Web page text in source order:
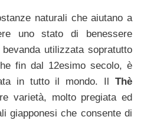
naturali che aiutano a
uno stato di benessere
utilizzata sopratutto
fin dal 12esimo secolo, è
in tutto il mondo. Il Thè
varietà, molto pregiata ed
giapponesi che consente di